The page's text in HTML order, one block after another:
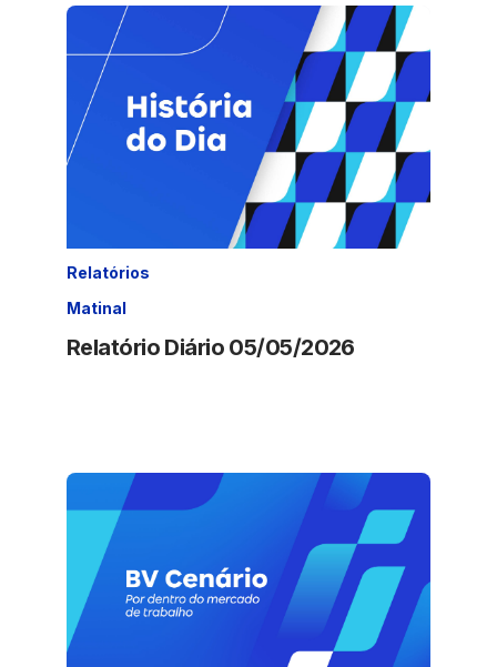
Relatórios
Matinal
Relatório Diário 05/05/2026